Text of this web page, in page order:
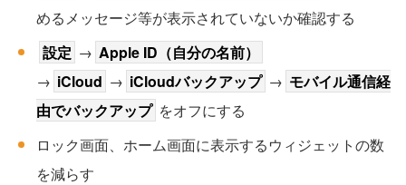
めるメッセージ等が表示されていないか確認する
設定 → Apple ID（自分の名前）
→ iCloud → iCloudバックアップ → モバイル通信経
由でバックアップ をオフにする
ロック画面、ホーム画面に表示するウィジェットの数
を減らす